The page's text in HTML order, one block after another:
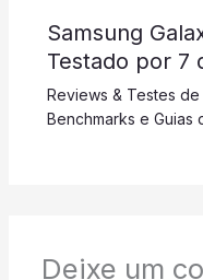
Samsung
Testado por 7
Reviews & Testes
Benchmarks e Guias
Deixe um